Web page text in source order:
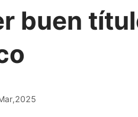
buen